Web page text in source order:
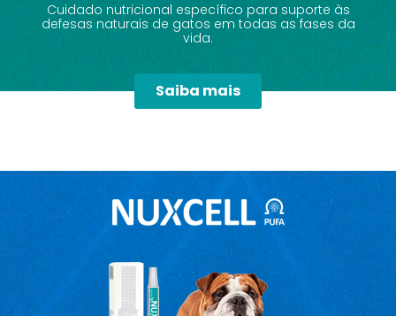
Cuidado nutricional específico para suporte às
defesas naturais de gatos em todas as fases da
vida.
Saiba mais